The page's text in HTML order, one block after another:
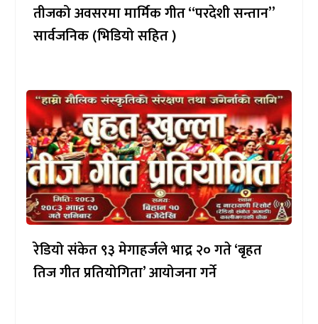
तीजको अवसरमा मार्मिक गीत “परदेशी सन्तान”
सार्वजनिक (भिडियो सहित )
रेडियो संकेत ९३ मेगाहर्जले भाद्र २० गते ‘बृहत
तिज गीत प्रतियोगिता’ आयोजना गर्ने